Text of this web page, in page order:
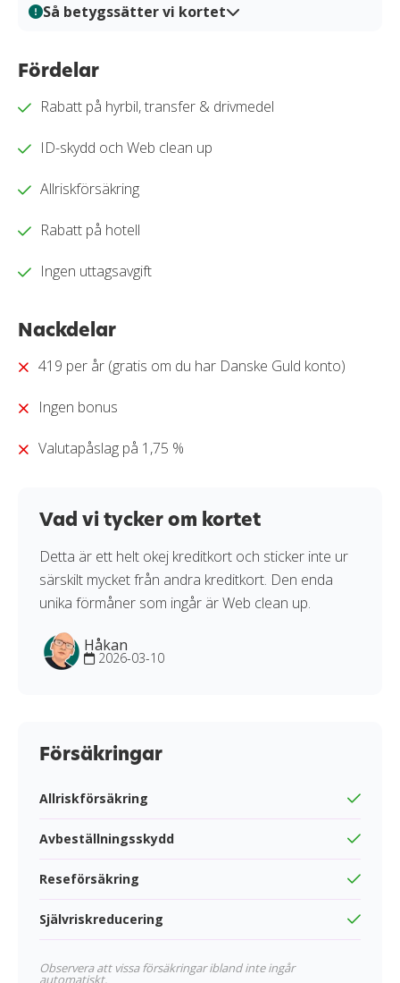
Så betygssätter vi kortet
en systematisk och transparent granskningsprocess.
så att du enkelt kan jämföra fördelar, kostnader och
information, praktiska tester och redaktionell analys.
beslutsunderlag för när du ska välja kreditkort.
Läs mer om hur vi bedömer och betygssätter
Fördelar
Rabatt på hyrbil, transfer & drivmedel
ID-skydd och Web clean up
Allriskförsäkring
Rabatt på hotell
Ingen uttagsavgift
Nackdelar
419 per år (gratis om du har Danske Guld konto)
Ingen bonus
Valutapåslag på 1,75 %
Vad vi tycker om kortet
Detta är ett helt okej kreditkort och sticker inte ur
särskilt mycket från andra kreditkort. Den enda
unika förmåner som ingår är Web clean up.
Håkan
2026-03-10
Försäkringar
Allriskförsäkring
Avbeställningsskydd
Reseförsäkring
Självriskreducering
Observera att vissa försäkringar ibland inte ingår
automatiskt.